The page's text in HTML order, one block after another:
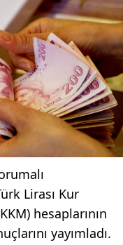
Lirası Kur
hesaplarının
yayımladı.